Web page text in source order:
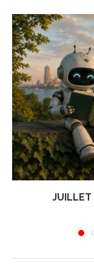
JUILLET